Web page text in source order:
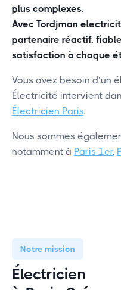
plus complexes.
Avec Tordjman
partenaire réactif,
satisfaction à chaque
Vous avez besoin d’un
Électricité intervient
Électricien Paris.
Nous sommes
notamment à Paris 1er,
Notre mission
Électricien